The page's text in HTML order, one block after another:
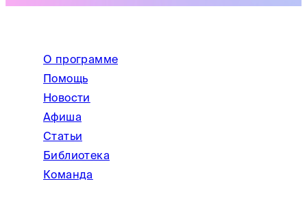
О программе
Помощь
Новости
Афиша
Статьи
Библиотека
Команда